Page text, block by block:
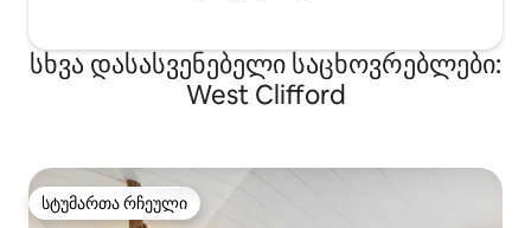
სხვა დასასვენებელი საცხოვრებლები:
West Clifford
სტუმართა რჩეული
სტუმართა რჩეული